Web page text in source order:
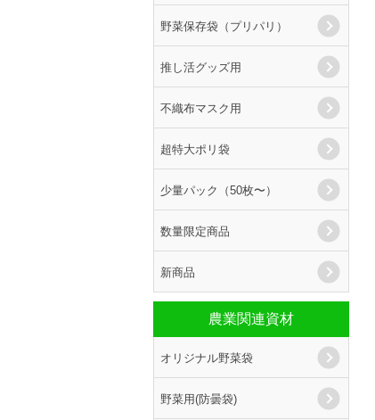
野菜保存袋（プリパリ）
推し活グッズ用
不織布マスク用
超特大ポリ袋
少量パック（50枚〜）
数量限定商品
新商品
農業関連資材
オリジナル野菜袋
野菜用(防曇袋)